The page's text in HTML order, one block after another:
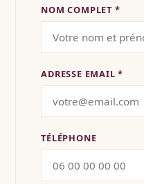
NOM COMPLET *
ADRESSE EMAIL *
TÉLÉPHONE